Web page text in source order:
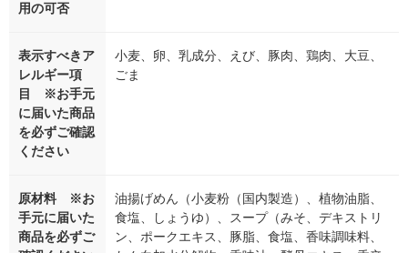
用の可否
表示すべきア
レルギー項
目 ※お手元
に届いた商品
を必ずご確認
ください
小麦、卵、乳成分、えび、豚肉、鶏肉、大豆、
ごま
原材料 ※お
手元に届いた
商品を必ずご
油揚げめん（小麦粉（国内製造）、植物油脂、
食塩、しょうゆ）、スープ（みそ、デキストリ
ン、ポークエキス、豚脂、食塩、香味調味料、